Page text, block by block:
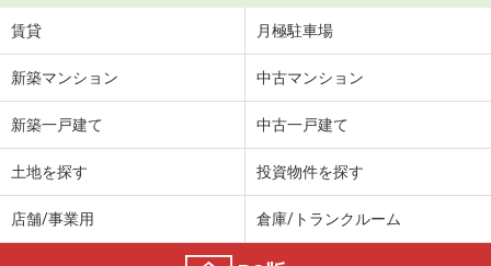
賃貸 月極駐車場
新築マンション 中古マンション
新築一戸建て 中古一戸建て
土地を探す 投資物件を探す
店舗/事業用 倉庫/トランクルーム